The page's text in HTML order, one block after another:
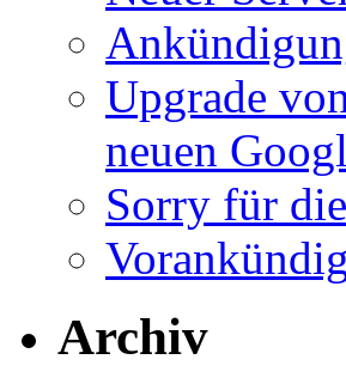
Upgrade
neuen
Sorry für
Archiv